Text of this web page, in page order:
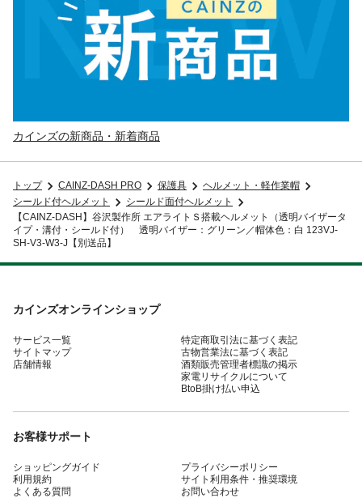
カインズの新商品・新着商品
トップ CAINZ-DASH PRO 保護具
ヘルメット・軽作業帽
シールド付ヘルメット
シールド面付ヘルメット
【CAINZ-DASH】谷沢製作所 エアライトＳ搭載ヘルメット（透明バイザータ
イプ・溝付・シールド付） 透明バイザー：グリーン／帽体色：白 123VJ-
SH-V3-W3-J【別送品】
カインズオンラインショップ
サービス一覧
サイトマップ
店舗情報
特定商取引法に基づく表記
古物営業法に基づく表記
酒類販売管理者標識の掲示
家電リサイクルについて
BtoB掛け払い申込
お客様サポート
ショッピングガイド
利用規約
よくある質問
プライバシーポリシー
サイト利用条件・推奨環境
お問い合わせ